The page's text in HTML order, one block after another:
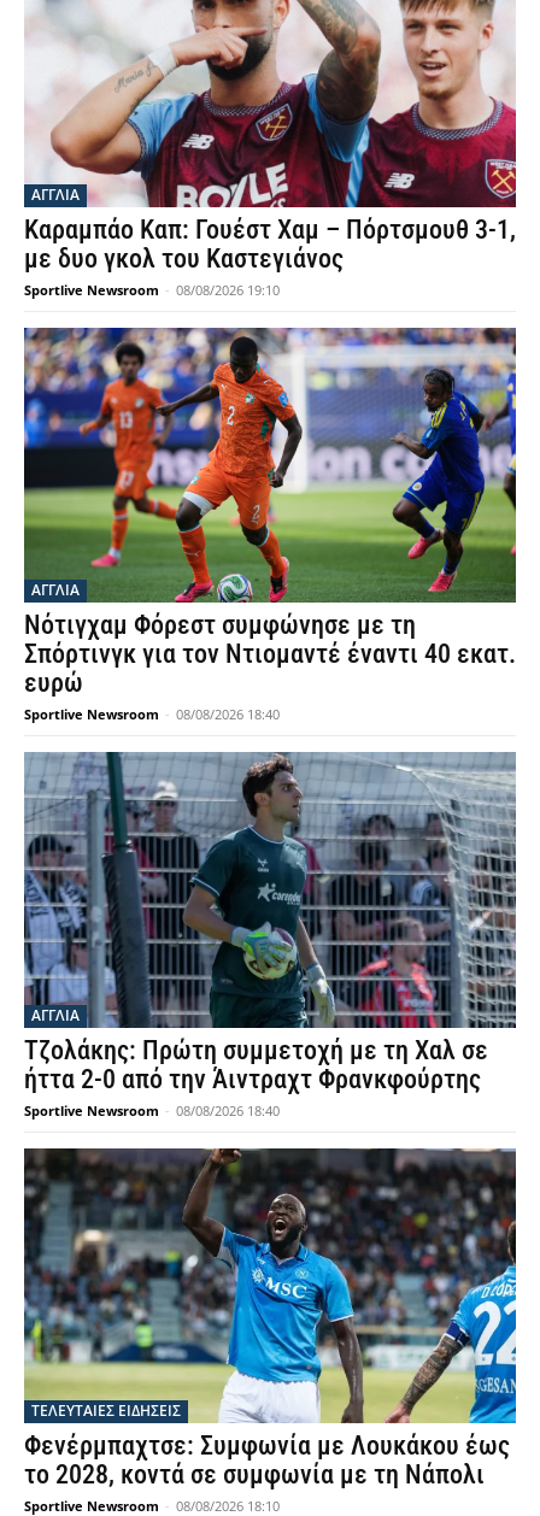
ΑΓΓΛΙΑ
Καραμπάο Καπ: Γουέστ Χαμ – Πόρτσμουθ 3-1,
με δυο γκολ του Καστεγιάνος
Sportlive Newsroom - 08/08/2026 19:10
ΑΓΓΛΙΑ
Νότιγχαμ Φόρεστ συμφώνησε με τη
Σπόρτινγκ για τον Ντιομαντέ έναντι 40 εκατ.
ευρώ
Sportlive Newsroom - 08/08/2026 18:40
ΑΓΓΛΙΑ
Τζολάκης: Πρώτη συμμετοχή με τη Χαλ σε
ήττα 2-0 από την Άιντραχτ Φρανκφούρτης
Sportlive Newsroom - 08/08/2026 18:40
ΤΕΛΕΥΤΑΙΕΣ ΕΙΔΗΣΕΙΣ
Φενέρμπαχτσε: Συμφωνία με Λουκάκου έως
το 2028, κοντά σε συμφωνία με τη Νάπολι
Sportlive Newsroom - 08/08/2026 18:10